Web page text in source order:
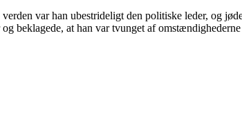
var han ubestrideligt den politiske leder, og
beklagede, at han var tvunget af